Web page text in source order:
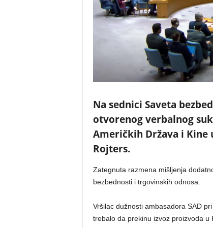
Na sednici Saveta
otvorenog verbalnog
Američkih Država i Kine
Rojters.
Zategnuta razmena mišljenja
bezbednosti i trgovinskih odnosa.
Vršilac dužnosti ambasadora SAD
trebalo da prekinu izvoz proizvoda u